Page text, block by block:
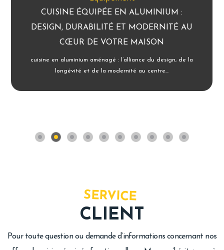
CUISINE ÉQUIPÉE EN ALUMINIUM :
DESIGN, DURABILITÉ ET MODERNITÉ AU
CŒUR DE VOTRE MAISON
cuisine en aluminium aménagé : l’alliance du design, de la
longévité et de la modernité au centre...
SERVICE
CLIENT
Pour toute question ou demande d’informations concernant nos